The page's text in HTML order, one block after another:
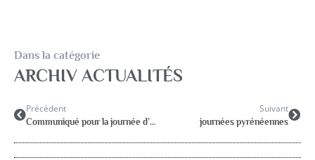
Dans la catégorie
ARCHIV ACTUALITÉS
Précédent
Communiqué pour la journée d’actions du 21 janvier
Suivant
journées pyrénéennes